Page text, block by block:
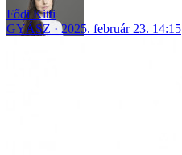
Fődi Kitti
GYÁSZ
2025. február 23. 14:15